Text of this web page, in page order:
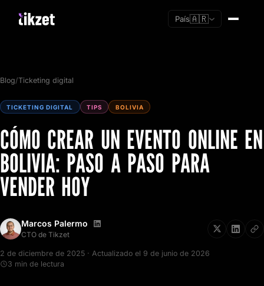
País🇦🇷
Soy nuevo
Ya tengo cuenta
Blog/Ticketing digital
TICKETING DIGITAL TIPS BOLIVIA
CÓMO CREAR UN EVENTO ONLINE EN
BOLIVIA: PASO A PASO PARA
VENDER HOY
Marcos Palermo
CTO de Tikzet
2 de diciembre de 2025 · Actualizado el 9 de junio de 2026
3 min de lectura